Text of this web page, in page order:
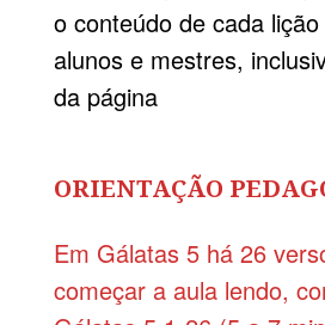
o conteúdo de cada
alunos e mestres,
da página
ORIENTAÇÃO
Em Gálatas 5 há 26
começar a aula lendo,